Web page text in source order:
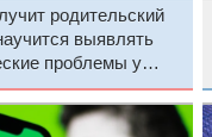
родительский
выявлять
проблемы у